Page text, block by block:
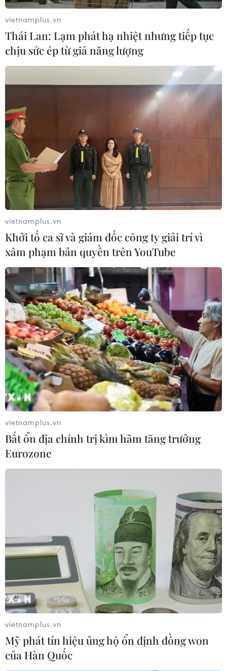
vietnamplus.vn
Thái Lan: Lạm phát hạ nhiệt nhưng tiếp tục
chịu sức ép từ giá năng lượng
vietnamplus.vn
Khởi tố ca sĩ và giám đốc công ty giải trí vì
xâm phạm bản quyền trên YouTube
vietnamplus.vn
Bất ổn địa chính trị kìm hãm tăng trưởng
Eurozone
vietnamplus.vn
Mỹ phát tín hiệu ủng hộ ổn định đồng won
của Hàn Quốc